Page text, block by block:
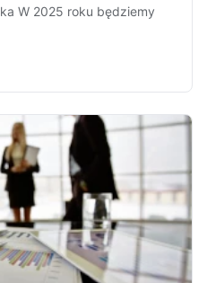
W 2025 roku będziemy